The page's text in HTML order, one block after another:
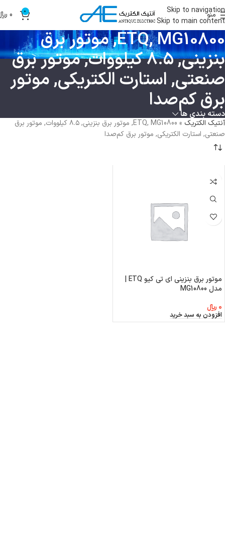
Skip to navigation
Skip to main content
منو 0
0
ETQ, MG10800, موتور برق
بنزینی, ۸.۵ کیلووات, موتور برق
صنعتی, استارت الکتریکی, موتور
برق کم‌صدا
دسته بندی ها
آنتیک الکتریک »
ETQ, MG10800, موتور برق بنزینی, ۸.۵ کیلووات, موتور برق
صنعتی, استارت الکتریکی, موتور برق کم‌صدا
موتور برق بنزینی ای تی کیو ETQ |
مدل MG10800
0 ﷼
افزودن به سبد خرید